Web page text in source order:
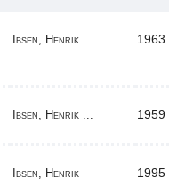
Ibsen, Henrik ... 1963
Ibsen, Henrik ... 1959
Ibsen, Henrik 1995